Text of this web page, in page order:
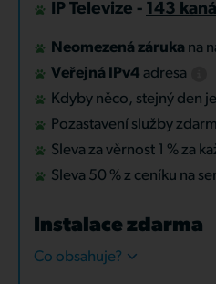
IP Televize - 143
Neomezená záruka na
Veřejná IPv4 adresa
Kdyby něco, stejný den
Pozastavení služby
Sleva za věrnost 1 % za
Sleva 50 % z ceníku na
Instalace zdarma
Co obsahuje?